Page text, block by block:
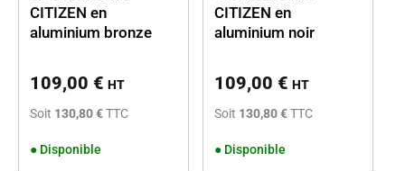
CITIZEN en
aluminium bronze
109,00 € HT
Soit 130,80 €TTC
● Disponible
CITIZEN en
aluminium noir
109,00 € HT
Soit 130,80 €TTC
● Disponible